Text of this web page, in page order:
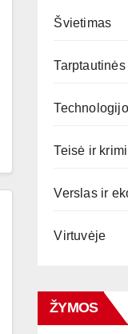
Švietimas
Teisė ir
Verslas ir
Virtuvėje
ŽYMOS